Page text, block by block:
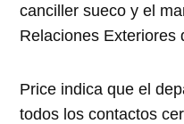
canciller sueco y el
Relaciones Exteriores
Price indica que el
todos los contactos